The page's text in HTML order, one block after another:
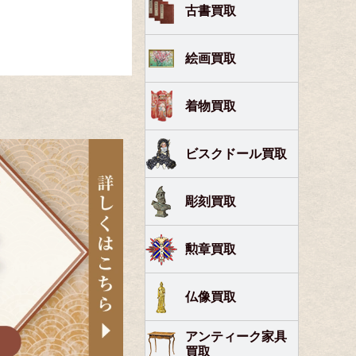
古書買取
絵画買取
着物買取
ビスクドール買取
彫刻買取
勲章買取
仏像買取
アンティーク家具
買取